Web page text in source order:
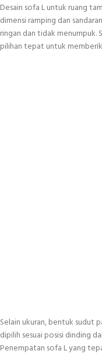
Desain sofa L untuk ruang
dimensi ramping dan
ringan dan tidak
pilihan tepat untuk
Selain ukuran, bentuk sudut
dipilih sesuai posisi dinding
Penempatan sofa L yang